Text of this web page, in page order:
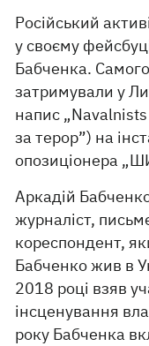
Російський
у своєму
Бабченка.
затримували у
напис
за терор”) на
опозиціонера
Аркадій
журналіст,
кореспондент,
Бабченко жив в
2018 році взяв
інсценування
року Бабченка